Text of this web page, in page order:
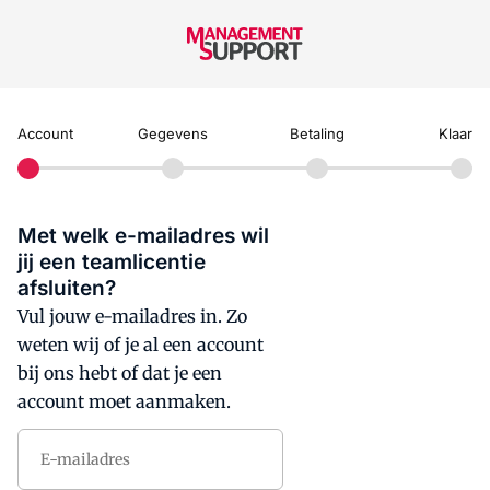
Account Gegevens Betaling Klaar
Met welk e-mailadres wil
jij een teamlicentie
afsluiten?
Vul jouw e-mailadres in. Zo
weten wij of je al een account
bij ons hebt of dat je een
account moet aanmaken.
E-mailadres